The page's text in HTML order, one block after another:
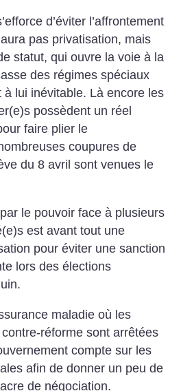
d’éviter l’affrontement
aura pas privatisation, mais
statut, qui ouvre la voie à la
des régimes spéciaux
lui inévitable. Là encore les
possèdent un réel
faire plier le
coupures de
du 8 avril sont venues le
le pouvoir face à plusieurs
est avant tout une
pour éviter une sanction
lors des élections
maladie où les
réforme sont arrêtées
compte sur les
afin de donner un peu de
de négociation.